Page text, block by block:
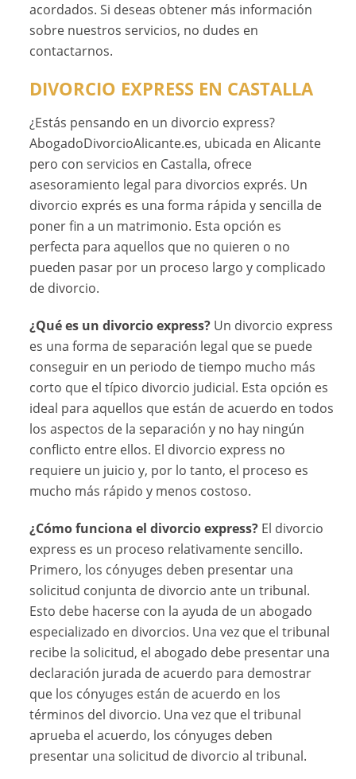
acordados. Si deseas obtener más información
sobre nuestros servicios, no dudes en
contactarnos.
DIVORCIO EXPRESS EN CASTALLA
¿Estás pensando en un divorcio express?
AbogadoDivorcioAlicante.es, ubicada en Alicante
pero con servicios en Castalla, ofrece
asesoramiento legal para divorcios exprés. Un
divorcio exprés es una forma rápida y sencilla de
poner fin a un matrimonio. Esta opción es
perfecta para aquellos que no quieren o no
pueden pasar por un proceso largo y complicado
de divorcio.
¿Qué es un divorcio express? Un divorcio express
es una forma de separación legal que se puede
conseguir en un periodo de tiempo mucho más
corto que el típico divorcio judicial. Esta opción es
ideal para aquellos que están de acuerdo en todos
los aspectos de la separación y no hay ningún
conflicto entre ellos. El divorcio express no
requiere un juicio y, por lo tanto, el proceso es
mucho más rápido y menos costoso.
¿Cómo funciona el divorcio express? El divorcio
express es un proceso relativamente sencillo.
Primero, los cónyuges deben presentar una
solicitud conjunta de divorcio ante un tribunal.
Esto debe hacerse con la ayuda de un abogado
especializado en divorcios. Una vez que el tribunal
recibe la solicitud, el abogado debe presentar una
declaración jurada de acuerdo para demostrar
que los cónyuges están de acuerdo en los
términos del divorcio. Una vez que el tribunal
aprueba el acuerdo, los cónyuges deben
presentar una solicitud de divorcio al tribunal.